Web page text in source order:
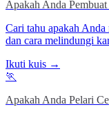
Apakah Anda
Cari tahu apakah
dan cara melindungi
Ikuti kuis →
🏃
Apakah Anda Pelari